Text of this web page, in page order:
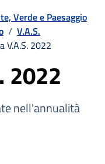
Verde e Paesaggio
/ V.A.S.
V.A.S. 2022
2022
nell'annualità